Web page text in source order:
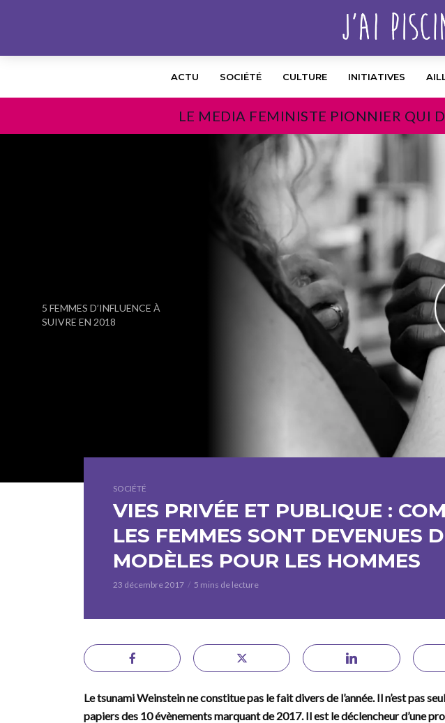
ACTU SOCIÉTÉ CULTURE INITIATIVES
LE MEDIA FEMINISTE PIONNIER QUI
5 FEMMES D’INFLUENCE À
SUIVRE EN 2018
SOCIÉTÉ
VIES PRIVÉE ET PUBLIQUE :
LES FEMMES SONT DEVENUES
MODÈLES POUR LES HOMMES
23 décembre 2017 5 mins de lecture
Le tsunami Weinstein ne constitue pas le fait divers de l’année. Il n’est pas
papiers des 10 évènements marquant de 2017. Il est le déclencheur d’une